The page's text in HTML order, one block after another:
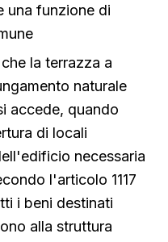
una funzione di
la terrazza a
naturale
accede, quando
di locali
necessaria
l'articolo 1117
i beni destinati
alla struttura